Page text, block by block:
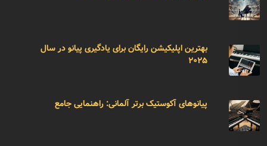
بهترین اپلیکیشن رایگان برای یادگیری پیانو در سال
۲۰۲۵
پیانوهای آکوستیک برتر آلمانی: راهنمایی جامع